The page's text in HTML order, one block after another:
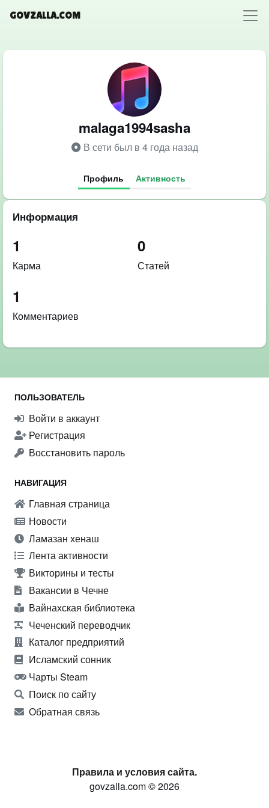
GOVZALLA.COM
malaga1994sasha
В сети был в 4 года назад
Профиль Активность
Информация
1
Карма
0
Статей
1
Комментариев
ПОЛЬЗОВАТЕЛЬ
Войти в аккаунт
Регистрация
Восстановить пароль
НАВИГАЦИЯ
Главная страница
Новости
Ламазан хенаш
Лента активности
Викторины и тесты
Вакансии в Чечне
Вайнахская библиотека
Чеченский переводчик
Каталог предприятий
Исламский сонник
Чарты Steam
Поиск по сайту
Обратная связь
Правила и условия сайта.
govzalla.com © 2026